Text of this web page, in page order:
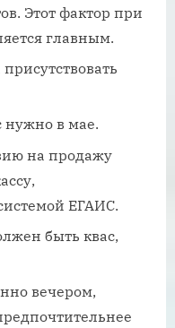
Этот фактор при
главным.
нужно в мае.
на продажу
ЕГАИС.
быть квас,
вечером,